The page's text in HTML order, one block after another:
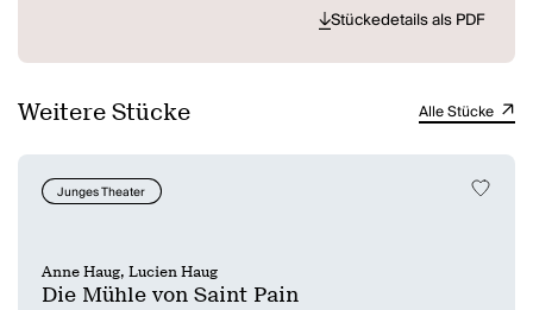
Stückedetails als PDF
Weitere Stücke Alle Stücke
Junges Theater
Anne Haug, Lucien Haug
Die Mühle von Saint Pain